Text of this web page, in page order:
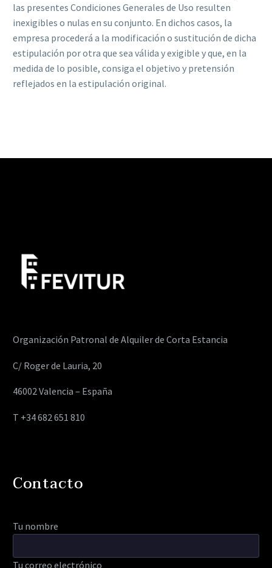
las presentes Condiciones Generales de Uso resulten
inexigibles o nulas en su conjunto. En dichos casos, la
empresa procederá a la modificación o sustitución de dicha
estipulación por otra que sea válida y exigible y que, en la
medida de lo posible, consiga el objetivo y pretensión
reflejados en la estipulación original.
Organización Patronal de Alquiler de Corta Estancia
C/ Roger de Lauria, 20
46002 Valencia – España
T +34 682 651 810
Contacto
Tu nombre
Tu correo electrónico